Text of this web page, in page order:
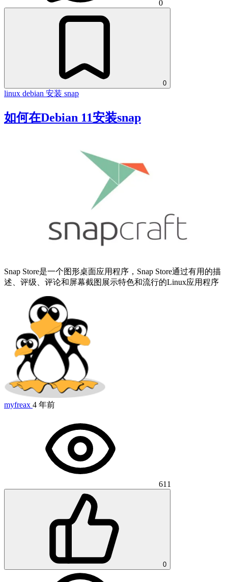
0
0
linux debian 安装 snap
如何在Debian 11安装snap
Snap Store是一个图形桌面应用程序，Snap Store通过有用的描
述、评级、评论和屏幕截图展示特色和流行的Linux应用程序
myfreax 4 年前
611
0